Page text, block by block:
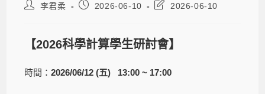
李君柔 2026-06-10 2026-06-10
【2026科學計算學生研討會】
時間：2026/06/12 (五) 13:00 ~ 17:00